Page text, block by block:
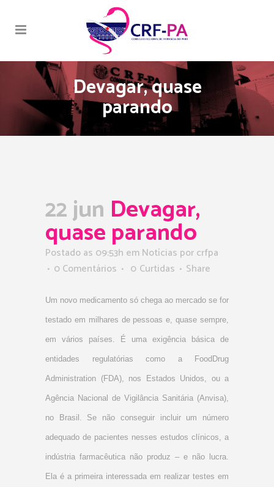
Devagar, quase
parando
22 jun Devagar,
quase parando
Postado as 09:53h emNotícias porcrfpa
0 Comentários
0 Curtidas Share
Um novo medicamento só chega ao mercado se for
testado em milhares de pessoas e, quase sempre,
em vários países. É uma exigência básica de
entidades regulatórias como a FoodDrug
Administration (FDA), nos Estados Unidos, ou a
Agência Nacional de Vigilância Sanitária (Anvisa),
no Brasil. Se não conseguir incluir um número
adequado de pacientes nesses estudos clínicos, a
indústria farmacêutica não produz – e não lucra.
Ela é a primeira interessada em realizar testes em